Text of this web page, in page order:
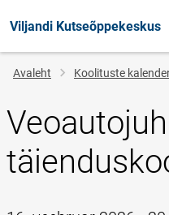
Viljandi Kutseõppekeskus
Jälglink
Avaleht Koolituste